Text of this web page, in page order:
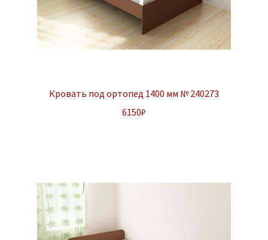
Кровать под ортопед 1400 мм № 240273
6150₽